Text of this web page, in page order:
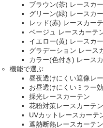
ブラウン(茶) レースカ
グリーン(緑) レースカ
レッド(赤) レースカー
ベージュ レースカーテ
イエロー(黄) レースカ
グラデーション レース
カラー(色付き) レース
機能で選ぶ
昼夜透けにくい遮像レ
お昼透けにくいミラー
採光レースカーテン
花粉対策レースカーテン
UVカットレースカーテ
遮熱断熱レースカーテン